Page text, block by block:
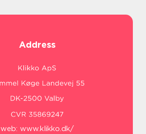
Address
web: www.klikko.dk/